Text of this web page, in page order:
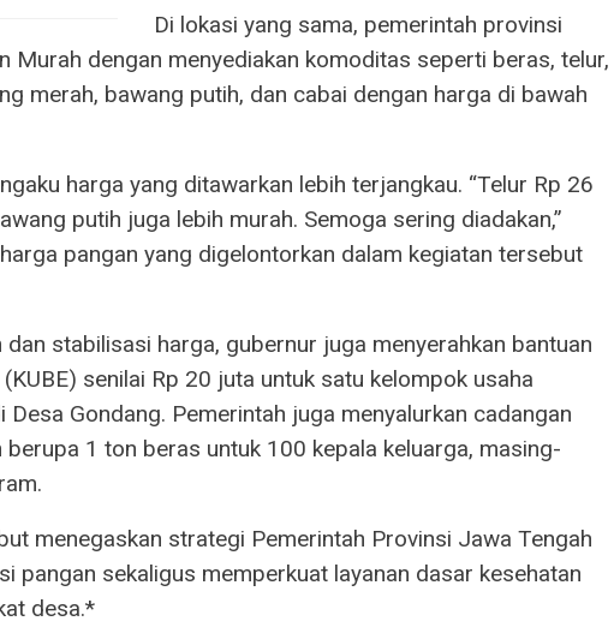
Di lokasi yang sama, pemerintah provinsi
Murah dengan menyediakan komoditas seperti beras, telur,
merah, bawang putih, dan cabai dengan harga di bawah
harga yang ditawarkan lebih terjangkau. “Telur Rp 26
putih juga lebih murah. Semoga sering diadakan,”
pangan yang digelontorkan dalam kegiatan tersebut
dan stabilisasi harga, gubernur juga menyerahkan bantuan
senilai Rp 20 juta untuk satu kelompok usaha
Gondang. Pemerintah juga menyalurkan cadangan
1 ton beras untuk 100 kepala keluarga, masing-
menegaskan strategi Pemerintah Provinsi Jawa Tengah
pangan sekaligus memperkuat layanan dasar kesehatan
desa.*